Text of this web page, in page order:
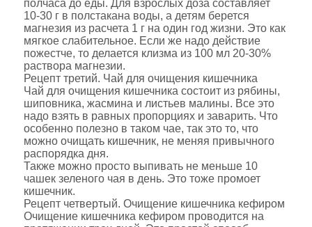
полчаса до еды. Для взрослых доза составляет
10-30 г в полстакана воды, а детям берется
магнезия из расчета 1 г на один год жизни. Это как
мягкое слабительное. Если же надо действие
пожестче, то делается клизма из 100 мл 20-30%
раствора магнезии.
Рецепт третий. Чай для очищения кишечника
Чай для очищения кишечника состоит из рябины,
шиповника, жасмина и листьев малины. Все это
надо взять в равных пропорциях и заварить. Что
особенно полезно в таком чае, так это то, что
можно очищать кишечник, не меняя привычного
распорядка дня.
Также можно просто выпивать не меньше 10
чашек зеленого чая в день. Это тоже промоет
кишечник.
Рецепт четвертый. Очищение кишечника кефиром
Очищение кишечника кефиром проводится на